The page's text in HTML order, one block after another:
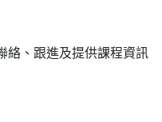
絡、跟進及提供課程資訊